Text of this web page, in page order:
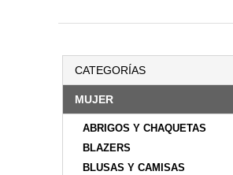
CATEGORÍAS
MUJER
ABRIGOS Y CHAQUETAS
BLAZERS
BLUSAS Y CAMISAS